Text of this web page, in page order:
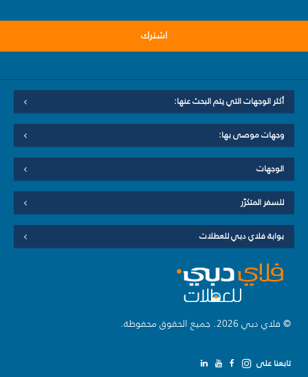
اشترك
أكثر الوجهات التي يتم البحث عنها:
وجهات موصى بها:
الوجهات
للسفر المتكرّر
بوابة فلاي دبي للعطلات
© فلاي دبي 2026. جميع الحقوق محفوظة.
تابعنا على